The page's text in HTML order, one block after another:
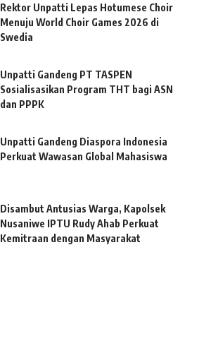
Rektor Unpatti Lepas Hotumese Choir
Menuju World Choir Games 2026 di
Swedia
Unpatti Gandeng PT TASPEN
Sosialisasikan Program THT bagi ASN
dan PPPK
Unpatti Gandeng Diaspora Indonesia
Perkuat Wawasan Global Mahasiswa
Disambut Antusias Warga, Kapolsek
Nusaniwe IPTU Rudy Ahab Perkuat
Kemitraan dengan Masyarakat